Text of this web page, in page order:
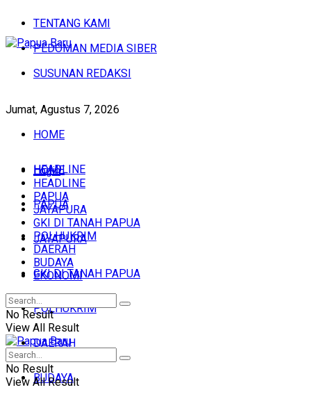
TENTANG KAMI
PEDOMAN MEDIA SIBER
SUSUNAN REDAKSI
Jumat, Agustus 7, 2026
Login
HOME
HEADLINE
PAPUA
JAYAPURA
GKI DI TANAH PAPUA
POLHUKRIM
DAERAH
BUDAYA
HOME
HEADLINE
PAPUA
JAYAPURA
GKI DI TANAH PAPUA
POLHUKRIM
DAERAH
BUDAYA
EKONOMI
No Result
View All Result
No Result
View All Result